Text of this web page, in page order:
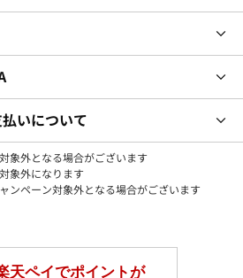
いについて
象外となる場合がございます
象外になります
ンペーン対象外となる場合がございます